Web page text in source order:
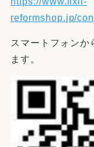
reformshop.jp/
スマートフォンか
ます。